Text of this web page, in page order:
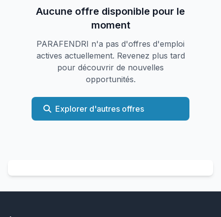
Aucune offre disponible pour le
moment
PARAFENDRI n'a pas d'offres d'emploi
actives actuellement. Revenez plus tard
pour découvrir de nouvelles
opportunités.
Explorer d'autres offres